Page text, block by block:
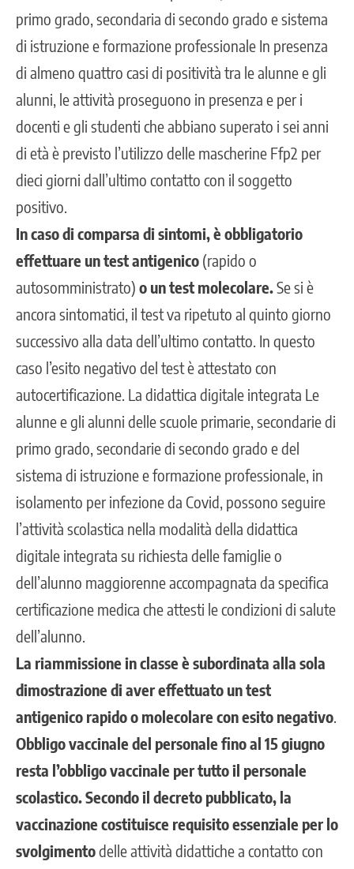
primo grado, secondaria di secondo grado e sistema
di istruzione e formazione professionale In presenza
di almeno quattro casi di positività tra le alunne e gli
alunni, le attività proseguono in presenza e per i
docenti e gli studenti che abbiano superato i sei anni
di età è previsto l’utilizzo delle mascherine Ffp2 per
dieci giorni dall’ultimo contatto con il soggetto
positivo.
In caso di comparsa di sintomi, è obbligatorio
effettuare un test antigenico (rapido o
autosomministrato) o un test molecolare.Se si è
ancora sintomatici, il test va ripetuto al quinto giorno
successivo alla data dell’ultimo contatto. In questo
caso l’esito negativo del test è attestato con
autocertificazione. La didattica digitale integrata Le
alunne e gli alunni delle scuole primarie, secondarie di
primo grado, secondarie di secondo grado e del
sistema di istruzione e formazione professionale, in
isolamento per infezione da Covid, possono seguire
l’attività scolastica nella modalità della didattica
digitale integrata su richiesta delle famiglie o
dell’alunno maggiorenne accompagnata da specifica
certificazione medica che attesti le condizioni di salute
dell’alunno.
La riammissione in classe è subordinata alla sola
dimostrazione di aver effettuato un test
antigenico rapido o molecolare con esito negativo
Obbligo vaccinale del personale fino al 15 giugno
resta l’obbligo vaccinale per tutto il personale
scolastico. Secondo il decreto pubblicato, la
vaccinazione costituisce requisito essenziale per lo
svolgimentodelle attività didattiche a contatto con